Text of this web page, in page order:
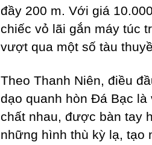
đầy 200 m. Với giá
chiếc vỏ lãi gắn máy túc
vượt qua một số tàu
Theo Thanh Niên, điều
dạo quanh hòn Đá Bạc
chất nhau, được bàn tay
những hình thù kỳ lạ, tạo